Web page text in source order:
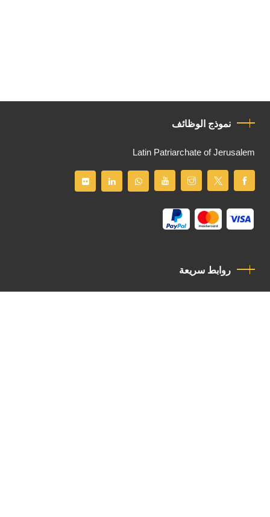
نموذج الوظائف
Latin Patriarchate of Jerusalem
روابط سريعة